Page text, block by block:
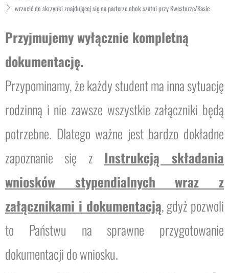
wrzucić do skrzynki znajdującej się na parterze obok szatni przy Kwesturze/Kasie
Przyjmujemy wyłącznie kompletną
dokumentację.
Przypominamy, że każdy student ma inna sytuację
rodzinną i nie zawsze wszystkie załączniki będą
potrzebne. Dlatego ważne jest bardzo dokładne
zapoznanie się z Instrukcją składania
wniosków stypendialnych wraz z
załącznikami i dokumentacją, gdyż pozwoli
to Państwu na sprawne przygotowanie
dokumentacji do wniosku.